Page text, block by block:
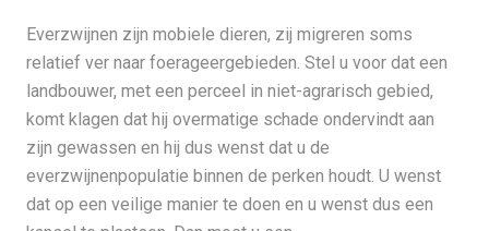
Everzwijnen zijn mobiele dieren, zij migreren soms
relatief ver naar foerageergebieden. Stel u voor dat een
landbouwer, met een perceel in niet-agrarisch gebied,
komt klagen dat hij overmatige schade ondervindt aan
zijn gewassen en hij dus wenst dat u de
everzwijnenpopulatie binnen de perken houdt. U wenst
dat op een veilige manier te doen en u wenst dus een